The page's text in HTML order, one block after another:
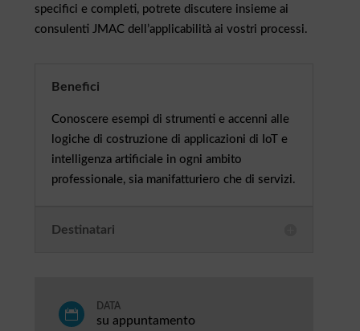
specifici e completi, potrete discutere insieme ai
consulenti JMAC dell’applicabilità ai vostri processi.
Benefici
Conoscere esempi di strumenti e accenni alle
logiche di costruzione di applicazioni di IoT e
intelligenza artificiale in ogni ambito
professionale, sia manifatturiero che di servizi.
Destinatari

DATA
su appuntamento